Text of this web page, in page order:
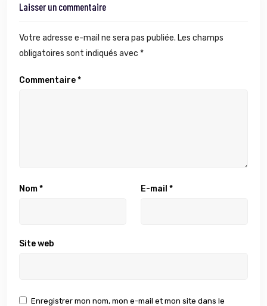
Laisser un commentaire
Votre adresse e-mail ne sera pas publiée. Les champs
obligatoires sont indiqués avec *
Commentaire*
Nom* E-mail *
Site web
Enregistrer mon nom, mon e-mail et mon site dans le